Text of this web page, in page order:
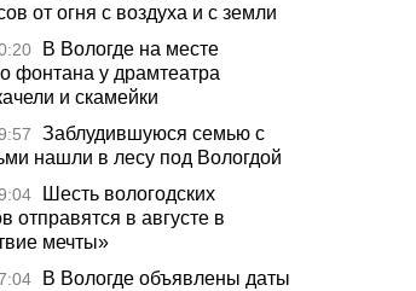
от огня с воздуха и с земли
В Вологде на месте
фонтана у драмтеатра
и скамейки
Заблудившуюся семью с
нашли в лесу под Вологдой
Шесть вологодских
отправятся в августе в
мечты»
В Вологде объявлены даты